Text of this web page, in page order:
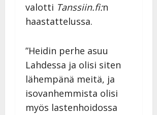
valotti Tanssiin.fi:n
haastattelussa.
”Heidin perhe asuu
Lahdessa ja olisi siten
lähempänä meitä, ja
isovanhemmista olisi
myös lastenhoidossa